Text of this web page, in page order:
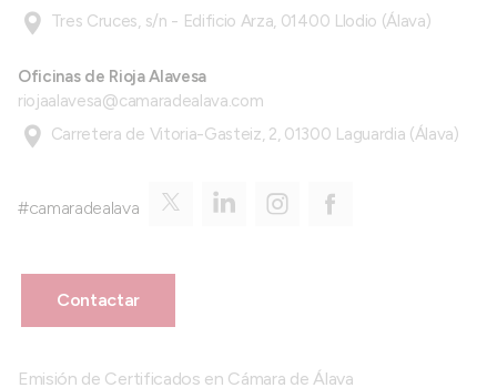
Tres Cruces, s/n - Edificio Arza, 01400 Llodio (Álava)
Oficinas de Rioja Alavesa
riojaalavesa@camaradealava.com
Carretera de Vitoria-Gasteiz, 2, 01300 Laguardia (Álava)
#camaradealava
Contactar
Emisión de Certificados en Cámara de Álava